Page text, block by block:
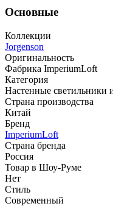
Основные
Коллекции
Jorgenson
Оригинальность
Фабрика ImperiumLoft
Категория
Настенные светильники
Страна производства
Китай
Бренд
ImperiumLoft
Страна бренда
Россия
Товар в Шоу-Руме
Нет
Стиль
Современный